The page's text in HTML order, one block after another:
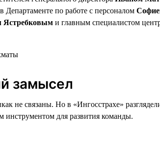
по работе с персоналом
Ястребковым и главным специалистом
замысел
не связаны. Но в «Ингосстрахе»
инструментом для развития команды.